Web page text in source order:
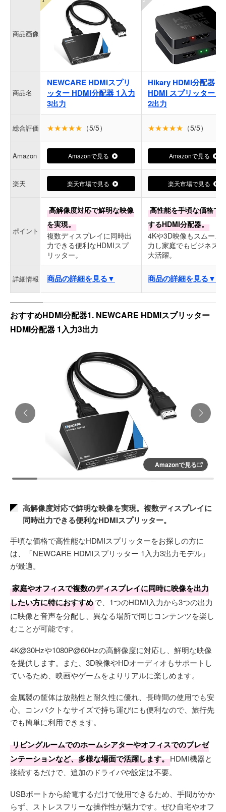
商品画像
商品名
NEWCARE HDMIスプリ
ッター HDMI分配器 1入力
3出力
Hikary HDMI分配器
HDMI スプリッター 1
2出力
総合評価 ★★★★★ （5/5） ★★★★★ （5/5）
Amazon Amazonで見る Amazonで見る
楽天 楽天市場で見る 楽天市場で見る
ポイント
高解像度対応で鮮明な映像
を実現。
複数ディスプレイに同時出
力できる便利なHDMIスプ
リッター。
高性能を手頃な価格で
するHDMI分配器。
4Kや3D映像もスムーズ
力し家庭でもビジネス
大活躍。
詳細情報 商品の詳細を見る▼ 商品の詳細を見る▼
おすすめHDMI分配器1. NEWCARE HDMIスプリッター
HDMI分配器 1入力3出力
Amazonで見る
高解像度対応で鮮明な映像を実現。複数ディスプレイに
同時出力できる便利なHDMIスプリッター。
手頃な価格で高性能なHDMIスプリッターをお探しの方に
は、「NEWCARE HDMIスプリッター 1入力3出力モデル」
が最適。
家庭やオフィスで複数のディスプレイに同時に映像を出力
したい方に特におすすめで、1つのHDMI入力から3つの出力
に映像と音声を分配し、異なる場所で同じコンテンツを楽し
むことが可能です。
4K@30Hzや1080P@60Hzの高解像度に対応し、鮮明な映像
を提供します。また、3D映像やHDオーディオもサポートし
ているため、映画やゲームをよりリアルに楽しめます。
金属製の筐体は放熱性と耐久性に優れ、長時間の使用でも安
心。コンパクトなサイズで持ち運びにも便利なので、旅行先
でも簡単に利用できます。
リビングルームでのホームシアターやオフィスでのプレゼ
ンテーションなど、多様な場面で活躍します。HDMI機器と
接続するだけで、追加のドライバや設定は不要。
USBポートから給電するだけで使用できるため、手間がかか
らず、ストレスフリーな操作性が魅力です。ぜひ自宅やオフ